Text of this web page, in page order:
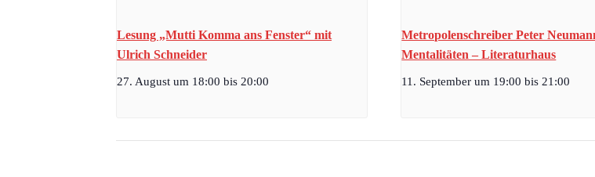
Lesung „Mutti Komma ans Fenster“ mit
Ulrich Schneider
27. August um 18:00 bis 20:00
Metropolenschreiber Peter
Mentalitäten – Literaturhaus
11. September um 19:00 bis 21:00